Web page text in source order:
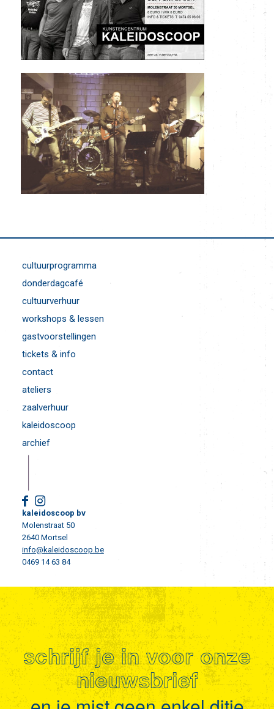
cultuurprogramma
donderdagcafé
cultuurverhuur
workshops & lessen
gastvoorstellingen
tickets & info
contact
ateliers
zaalverhuur
kaleidoscoop
archief
kaleidoscoop bv
Molenstraat 50
2640 Mortsel
info@kaleidoscoop.be
0469 14 63 84
schrijf je in voor onze
nieuwsbrief